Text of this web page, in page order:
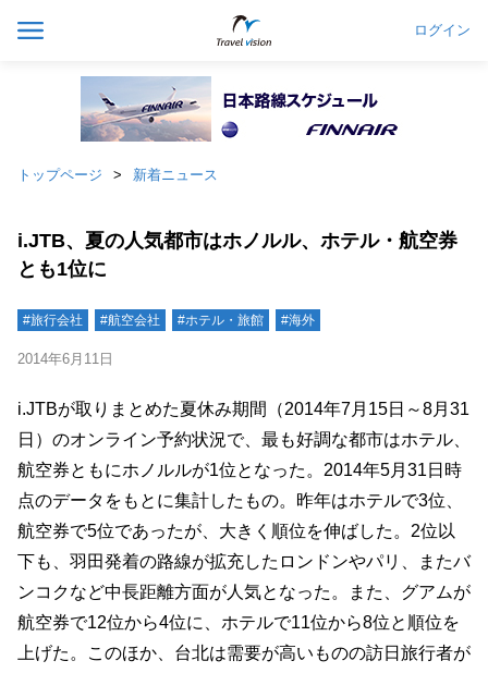
ログイン
トップページ 新着ニュース
i.JTB、夏の人気都市はホノルル、ホテル・航空券
とも1位に
#旅行会社 #航空会社 #ホテル・旅館 #海外
2014年6月11日
i.JTBが取りまとめた夏休み期間（2014年7月15日～8月31
日）のオンライン予約状況で、最も好調な都市はホテル、
航空券ともにホノルルが1位となった。2014年5月31日時
点のデータをもとに集計したもの。昨年はホテルで3位、
航空券で5位であったが、大きく順位を伸ばした。2位以
下も、羽田発着の路線が拡充したロンドンやパリ、またバ
ンコクなど中長距離方面が人気となった。また、グアムが
航空券で12位から4位に、ホテルで11位から8位と順位を
上げた。このほか、台北は需要が高いものの訪日旅行者が